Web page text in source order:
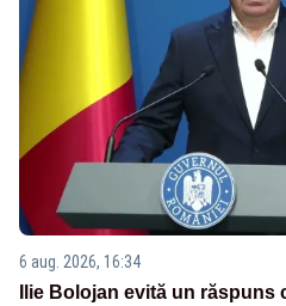
6 aug. 2026, 16:34
Ilie Bolojan evită un răspuns